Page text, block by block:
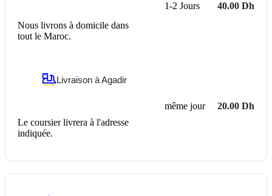
Nous livrons à domicile dans
tout le Maroc.
1-2 Jours 40.00 Dh
Livraison à Agadir
Le coursier livrera à l'adresse
indiquée.
même jour 20.00 Dh